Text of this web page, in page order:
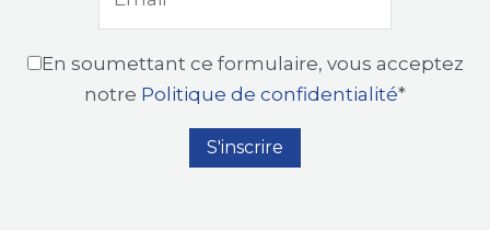
En soumettant ce formulaire, vous acceptez
notre Politique de confidentialité*